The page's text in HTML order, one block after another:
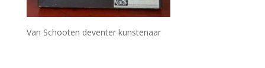
Van Schooten deventer kunstenaar